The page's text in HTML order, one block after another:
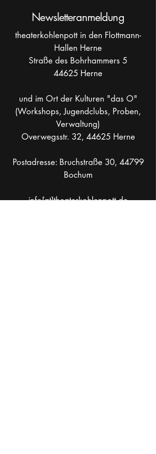
Newsletteranmeldung
theaterkohlenpott in den Flottmann-
Hallen Herne
Straße des Bohrhammers 5
44625 Herne
und im Ort der Kulturen "das O"
(Workshops, Jugendclubs, Proben,
Verwaltung)
Overwegsstr. 32, 44625 Herne
Postadresse: Bruchstraße 30, 44799
Bochum
info[at]theaterkohlenpott.de